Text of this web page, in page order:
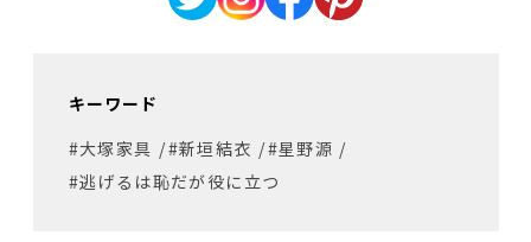
キーワード
#大塚家具 /#新垣結衣 /#星野源 /
#逃げるは恥だが役に立つ